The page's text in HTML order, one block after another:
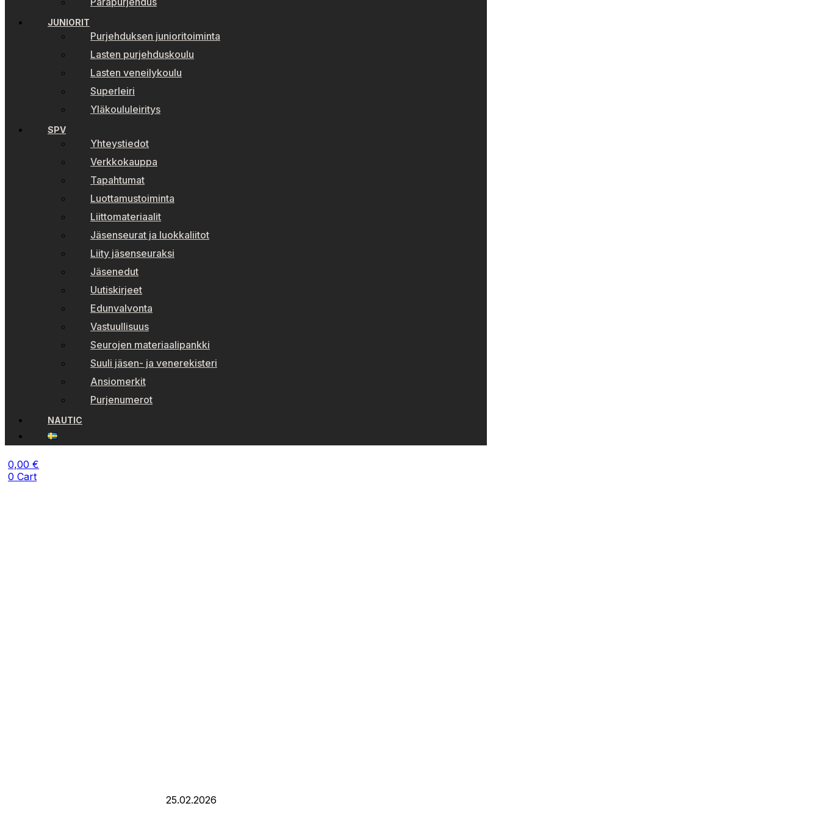
JUNIORIT
Purjehduksen junioritoiminta
Lasten purjehduskoulu
Lasten veneilykoulu
Superleiri
Yläkoululeiritys
SPV
Yhteystiedot
Verkkokauppa
Tapahtumat
Luottamustoiminta
Liittomateriaalit
Jäsenseurat ja luokkaliitot
Liity jäsenseuraksi
Jäsenedut
Uutiskirjeet
Edunvalvonta
Vastuullisuus
Seurojen materiaalipankki
Suuli jäsen- ja venerekisteri
Ansiomerkit
Purjenumerot
NAUTIC
0,00 €
0 Cart
25.02.2026